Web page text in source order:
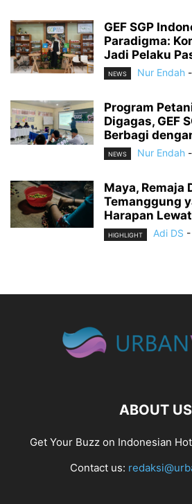
GEF SGP
Paradigma:
Jadi Pelaku
NEWS Nur Endah -
Program
Digagas, GEF
Berbagi
NEWS Nur Endah -
Maya, Remaja
Temanggung
Harapan
HIGHLIGHT Adi DS -
ABOUT US
Get Your Buzz on Indonesian
Contact us: